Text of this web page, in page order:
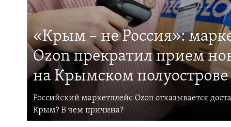
«Крым – не Россия»:
Ozon прекратил прием
на Крымском полуострове
Российский маркетплейс Ozon отказывается
Крым? В чем причина?